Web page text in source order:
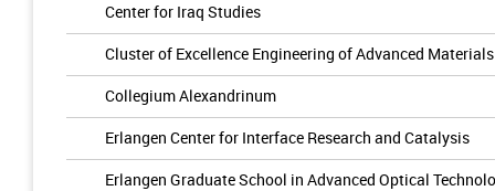
Center for Iraq Studies
Cluster of Excellence Engineering of Advanced Materials
Collegium Alexandrinum
Erlangen Center for Interface Research and Catalysis
Erlangen Graduate School in Advanced Optical